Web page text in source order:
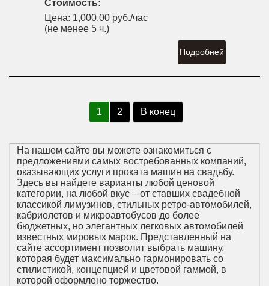
Стоимость:
Цена: 1,000.00 руб./час
(не менее 5 ч.)
Подробней
1 2 В конец
На нашем сайте вы можете ознакомиться с
предложениями самых востребованных компаний,
оказывающих услуги проката машин на свадьбу.
Здесь вы найдете варианты любой ценовой
категории, на любой вкус – от ставших свадебной
классикой лимузинов, стильных ретро-автомобилей,
кабриолетов и микроавтобусов до более
бюджетных, но элегантных легковых автомобилей
известных мировых марок. Представленный на
сайте ассортимент позволит выбрать машину,
которая будет максимально гармонировать со
стилистикой, концепцией и цветовой гаммой, в
которой оформлено торжество.